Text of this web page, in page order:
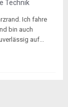
Technik
Ich fahre
bin auch
auf...